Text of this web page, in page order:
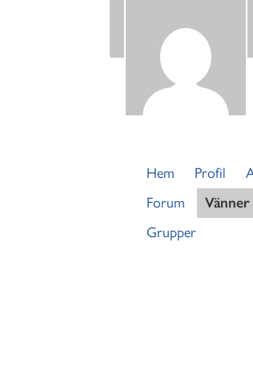
Hem Profil
Forum
Vänner
Grupper